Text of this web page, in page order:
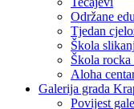
Održane
Tjedan
Škola
Škola
Aloha
Galerija grada
Povijest